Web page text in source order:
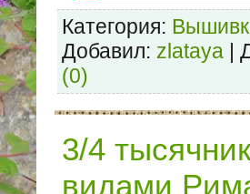
Категория:
Добавил: zlataya |
(0)
3/4
видами